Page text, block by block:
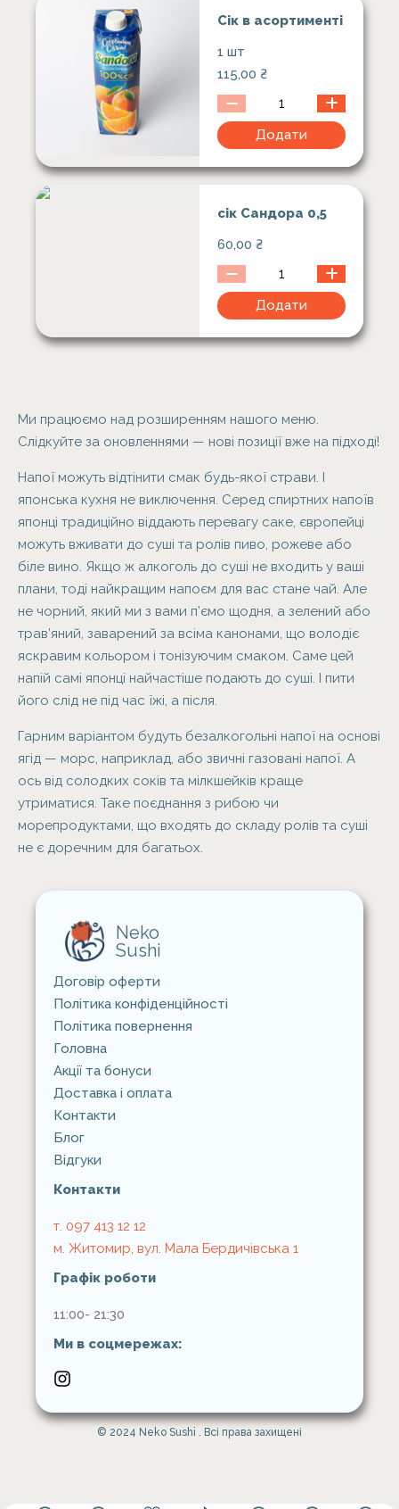
Сік в асортименті
1 шт
115,00 ₴
Додати
сік Сандора 0,5
60,00 ₴
Додати
Ми працюємо над розширенням нашого меню.
Слідкуйте за оновленнями — нові позиції вже на підході!
Напої можуть відтінити смак будь-якої страви. І
японська кухня не виключення. Серед спиртних напоїв
японці традиційно віддають перевагу саке, європейці
можуть вживати до суші та ролів пиво, рожеве або
біле вино. Якщо ж алкоголь до суші не входить у ваші
плани, тоді найкращим напоєм для вас стане чай. Але
не чорний, який ми з вами п’ємо щодня, а зелений або
трав’яний, заварений за всіма канонами, що володіє
яскравим кольором і тонізуючим смаком. Саме цей
напій самі японці найчастіше подають до суші. І пити
його слід не під час їжі, а після.
Гарним варіантом будуть безалкогольні напої на основі
ягід — морс, наприклад, або звичні газовані напої. А
ось від солодких соків та мілкшейків краще
утриматися. Таке поєднання з рибою чи
морепродуктами, що входять до складу ролів та суші
не є доречним для багатьох.
Neko
Sushi
Договір оферти
Політика конфіденційності
Політика повернення
Головна
Акції та бонуси
Доставка i оплата
Контакти
Блог
Відгуки
Контакти
т. 097 413 12 12
м. Житомир, вул. Мала Бердичівська 1
Графік роботи
11:00- 21:30
Ми в соцмережах:
© 2024 Neko Sushi . Всі права захищені